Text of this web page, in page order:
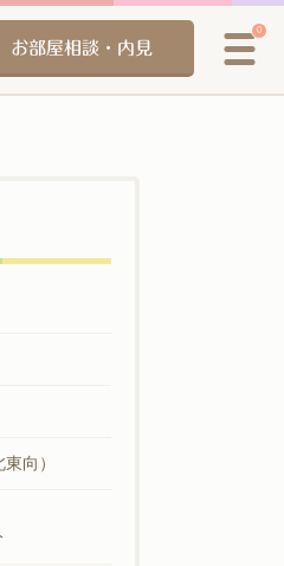
お部屋相談・内見
0
向）